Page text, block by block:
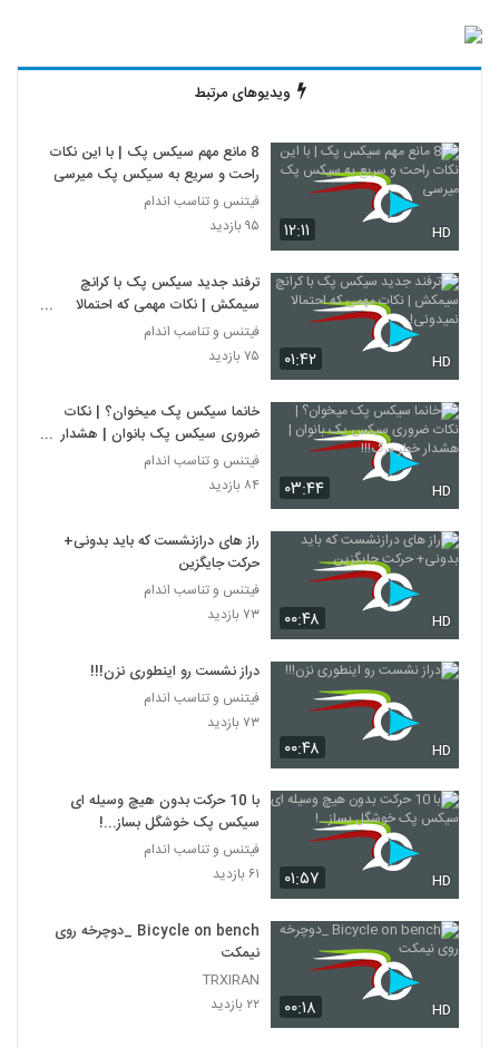
ویدیوهای مرتبط
۱۲:۱۱ HD
8 مانع مهم سیکس پک | با این نکات
راحت و سریع به سیکس پک میرسی
فیتنس و تناسب اندام
۹۵ بازدید
۰۱:۴۲ HD
ترفند جدید سیکس پک با کرانچ
سیمکش | نکات مهمی که احتمالا
نمیدونی!
فیتنس و تناسب اندام
۷۵ بازدید
۰۳:۴۴ HD
خانما سیکس پک میخوان؟ | نکات
ضروری سیکس پک بانوان | هشدار
خطر مرگ!!!
فیتنس و تناسب اندام
۸۴ بازدید
۰۰:۴۸ HD
راز های درازنشست که باید بدونی+
حرکت جایگزین
فیتنس و تناسب اندام
۷۳ بازدید
۰۰:۴۸ HD
دراز نشست رو اینطوری نزن!!!
فیتنس و تناسب اندام
۷۳ بازدید
۰۱:۵۷ HD
با 10 حرکت بدون هیچ وسیله ای
سیکس پک خوشگل بساز...!
فیتنس و تناسب اندام
۶۱ بازدید
۰۰:۱۸ HD
Bicycle on bench _دوچرخه روی
نیمکت
TRXIRAN
۲۲ بازدید